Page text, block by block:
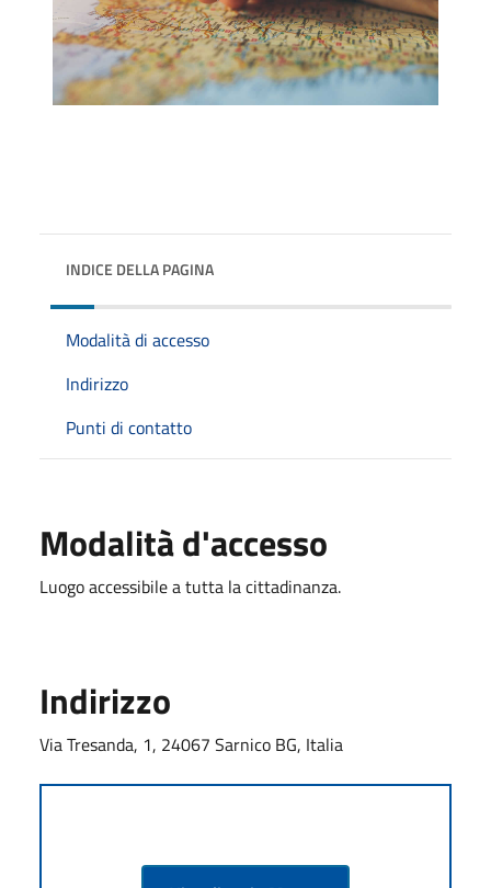
INDICE DELLA PAGINA
Modalità di accesso
Indirizzo
Punti di contatto
Modalità d'accesso
Luogo accessibile a tutta la cittadinanza.
Indirizzo
Via Tresanda, 1, 24067 Sarnico BG, Italia